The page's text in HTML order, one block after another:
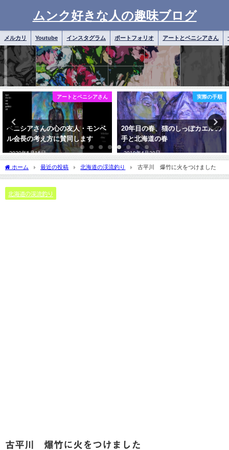
ムンク好きな人の趣味ブログ
メルカリ Youtube インスタグラム ポートフォリオ アートとベニシアさん
アートとベニシアさん
ベニシアさんの心の友人・モンベ
ル会長の考え方に賛同します
2020年5月16日
実際の手順
20年目の春、猫のしっぽカエルの
手と北海道の春
2019年4月20日
ホーム 最近の投稿 北海道の渓流釣り 古平川 爆竹に火をつけました
北海道の渓流釣り
古平川 爆竹に火をつけました